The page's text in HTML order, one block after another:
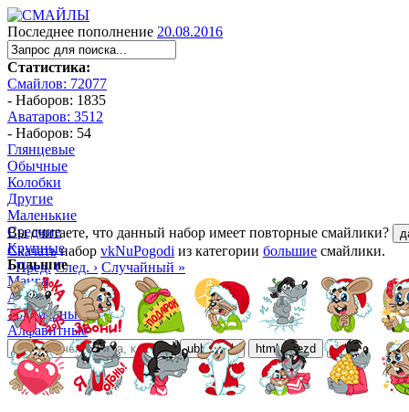
Последнее пополнение 20.08.2016
Статистика:
Смайлов: 72077
- Наборов: 1835
Аватаров: 3512
- Наборов: 54
Глянцевые
Обычные
Колобки
Другие
Маленькие
Средние
Крупные
Большие
Манга
Аниме
Трёхмерные
Алфавитные
ubb bb html ezd url
Вы считаете, что данный набор имеет повторные смайлики?
Скачатьнабор vkNuPogodi из категории большие смайлики.
‹ Пред. След. › Случайный »